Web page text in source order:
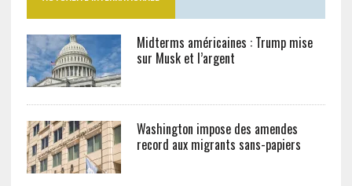
Midterms américaines : Trump mise
sur Musk et l’argent
Washington impose des amendes
record aux migrants sans-papiers